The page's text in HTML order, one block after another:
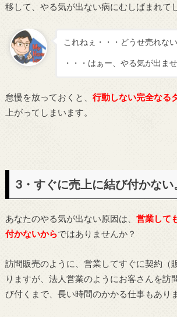
移して、やる気が出ない病にむしばまれて
これねぇ・・・どうせ売れな
・・・はぁー、やる気が出ま
怠慢を放っておくと、 行動しない完全なる
上がってしまいます。
3・すぐに売上に結び付かない
あなたのやる気が出ない原因は、 営業して
付かないからではありませんか？
訪問販売のように、営業してすぐに契約（
りますが、法人営業のようにお客さんを訪
び付くまで、長い時間のかかる仕事もあり